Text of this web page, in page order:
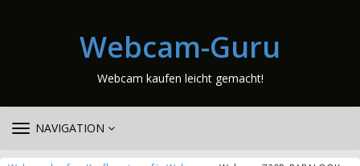
Webcam-Guru
Webcam kaufen leicht gemacht!
TOGGLE
NAVIGATION